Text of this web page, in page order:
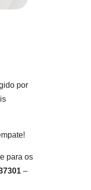
por
para os
–